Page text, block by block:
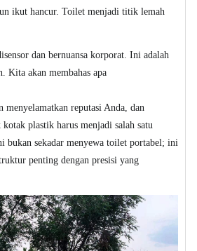
ikut hancur. Toilet menjadi titik lemah
dan bernuansa korporat. Ini adalah
Kita akan membahas apa
menyelamatkan reputasi Anda, dan
plastik harus menjadi salah satu
bukan sekadar menyewa toilet portabel; ini
penting dengan presisi yang